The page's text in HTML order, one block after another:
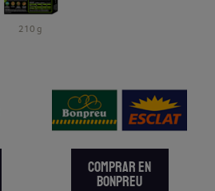
210 g
COMPRAR EN
BONPREU